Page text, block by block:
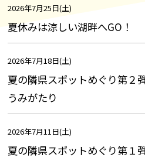
2026年7月25日(土)
夏休みは涼しい湖畔へGO！
2026年7月18日(土)
夏の隣県スポットめぐり第２
うみがたり
2026年7月11日(土)
夏の隣県スポットめぐり第１